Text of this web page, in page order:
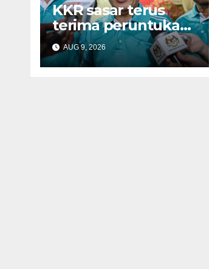
KKR sasar terus
terima peruntukan
pembangunan
tertinggi dalam
Belanjawan 2027 –
AUG 9, 2026